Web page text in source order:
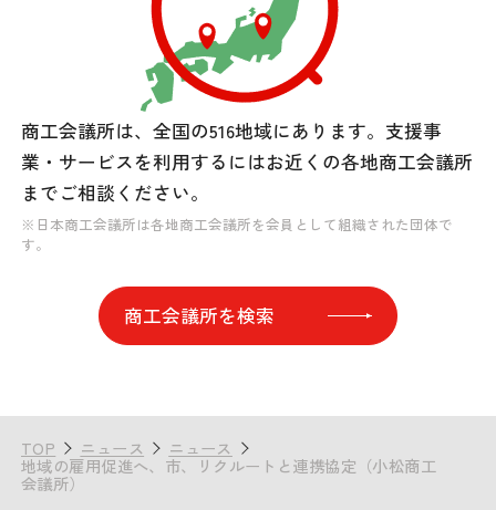
商工会議所は、全国の516地域にあります。 支援事
業・サービスを利用するにはお近くの各地商工会議所
までご相談ください。
※日本商工会議所は各地商工会議所を会員として組織された団体で
す。
商工会議所を検索
TOP ニュース ニュース
地域の雇用促進へ、市、リクルートと連携協定（小松商工
会議所）